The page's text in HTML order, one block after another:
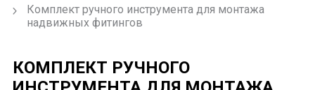
Комплект ручного инструмента для монтажа
надвижных фитингов
КОМПЛЕКТ РУЧНОГО